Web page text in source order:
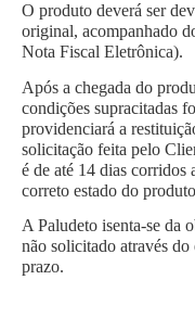
O produto deverá ser
original, acompanhado
Nota Fiscal Eletrônica).
Após a chegada do
condições supracitadas
providenciará a
solicitação feita pelo
é de até 14 dias corridos
correto estado do
A Paludeto isenta-se da
não solicitado através do
prazo.